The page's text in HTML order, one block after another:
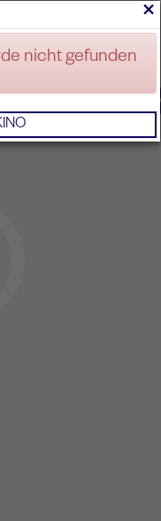
ANMELDEN
×
nicht gefunden